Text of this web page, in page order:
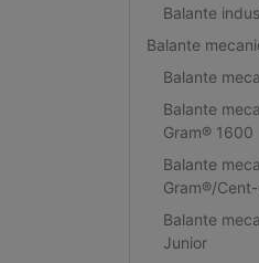
Balante
Balante
Balante
Balante
Gram® 1600
Balante
Gram®/
Balante
Junior